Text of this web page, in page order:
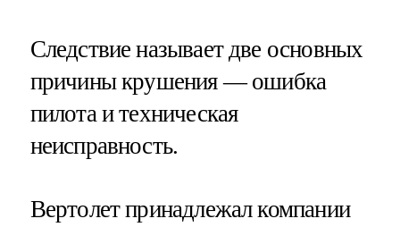
Следствие называет две основных
причины крушения — ошибка
пилота и техническая
неисправность.
Вертолет принадлежал компании